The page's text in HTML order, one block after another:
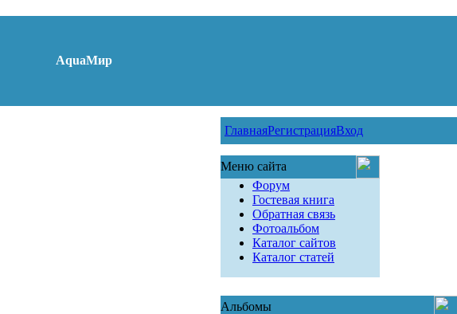
AquaМир
ГлавнаяРегистрацияВход
Меню сайта
Форум
Гостевая книга
Обратная связь
Фотоальбом
Каталог сайтов
Каталог статей
Альбомы